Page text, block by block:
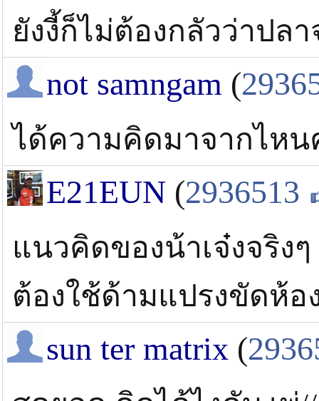
ยังงี้ก็ไม่ต้องกลัวว่าปล
not samngam (
ได้ความคิดมาจากไหน
E21EUN (2936513
แนวคิดของน้าเจ๋งจริง
ต้องใช้ด้ามแปรงขัดห้อ
sun ter matrix (